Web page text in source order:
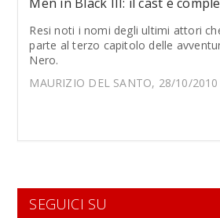
Resi noti i nomi degli ultimi attori
parte al terzo capitolo delle
Nero.
MAURIZIO DEL SANTO, 28/10/2010
SEGUICI SU